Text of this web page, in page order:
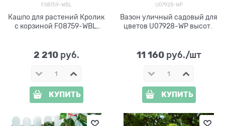
F08759-WBL
Кашпо для растений Кролик
с корзиной F08759-WBL,
2 210 руб.
КУПИТЬ
U07928-WP
Вазон уличный садовый для
цветов U07928-WP высота
11 160 руб./шт
КУПИТЬ